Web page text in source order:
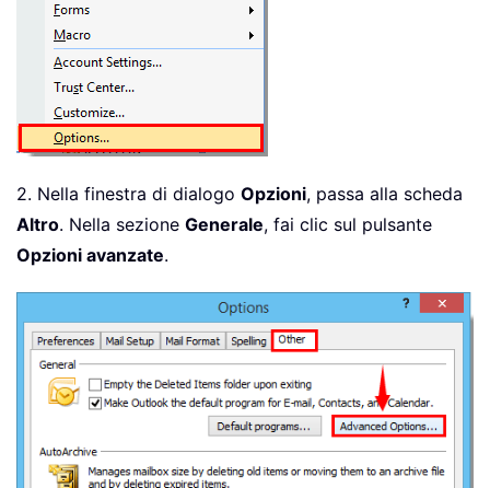
2. Nella finestra di dialogo Opzioni, passa alla scheda
Altro. Nella sezione Generale, fai clic sul pulsante
Opzioni avanzate.